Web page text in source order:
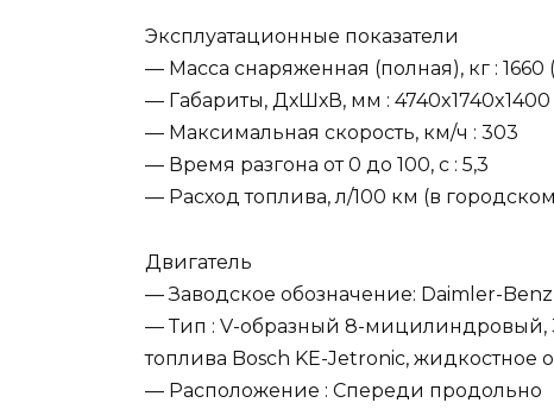
Эксплуатационные показатели
— Масса снаряженная (полная), кг : 1660
— Габариты, ДхШхВ, мм : 4740x1740x1400
— Максимальная скорость, км/ч : 303
— Время разгона от 0 до 100, c : 5,3
— Расход топлива, л/100 км (в городском
Двигатель
— Заводское обозначение: Daimler-Benz
— Тип : V-образный 8-мицилиндровый,
топлива Bosch KE-Jetronic, жидкостное
— Расположение : Спереди продольно